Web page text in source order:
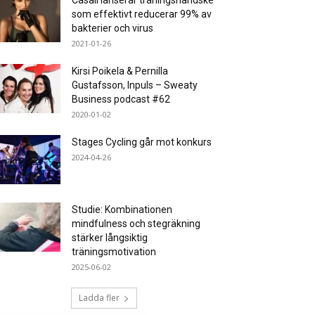
som effektivt reducerar 99% av
bakterier och virus
2021-01-26
Kirsi Poikela & Pernilla
Gustafsson, Inpuls – Sweaty
Business podcast #62
2020-01-02
Stages Cycling går mot konkurs
2024-04-26
Studie: Kombinationen
mindfulness och stegräkning
stärker långsiktig
träningsmotivation
2025-06-02
Ladda fler